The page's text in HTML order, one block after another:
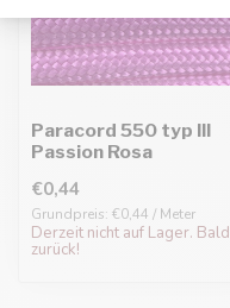
Paracord 550 typ III
Passion Rosa
€0,44
Grundpreis: €0,44 / Meter
Derzeit nicht auf Lager. Bald
zurück!